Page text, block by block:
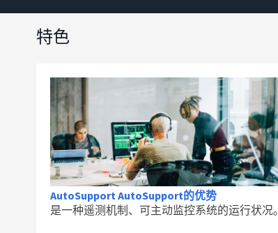
特色
AutoSupport AutoSupport的优势
是一种遥测机制、可主动监控系统的运行状况。